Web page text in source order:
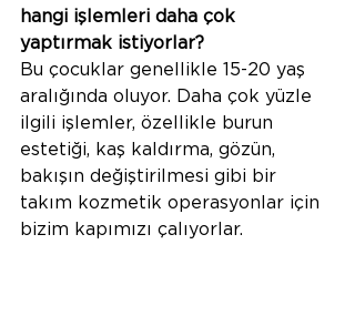
hangi işlemleri daha çok
yaptırmak istiyorlar?
Bu çocuklar genellikle 15-20 yaş
aralığında oluyor. Daha çok yüzle
ilgili işlemler, özellikle burun
estetiği, kaş kaldırma, gözün,
bakışın değiştirilmesi gibi bir
takım kozmetik operasyonlar için
bizim kapımızı çalıyorlar.